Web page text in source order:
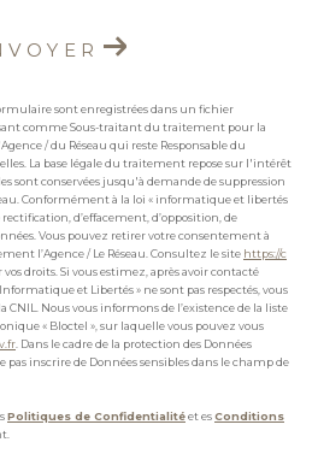
sont enregistrées dans un fichier
comme Sous-traitant du traitement pour la
/ du Réseau qui reste Responsable du
La base légale du traitement repose sur l'intérêt
sont conservées jusqu'à demande de suppression
Conformément à la loi « informatique et libertés
rectification, d’effacement, d’opposition, de
Vous pouvez retirer votre consentement à
l’Agence / Le Réseau. Consultez le site https://c
droits. Si vous estimez, après avoir contacté
et Libertés » ne sont pas respectés, vous
CNIL. Nous vous informons de l’existence de la liste
« Bloctel », sur laquelle vous pouvez vous
. Dans le cadre de la protection des Données
pas inscrire de Données sensibles dans le champ de
Politiques de Confidentialitéet esConditions